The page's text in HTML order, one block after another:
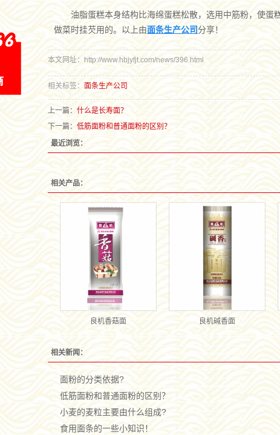
发
油脂蛋糕本身结构比海绵蛋糕松散，选用中筋粉，使
做菜时挂芡用的。以上由面条生产公司 分享！
本文网址：http://www.hbjyfjt.com/news/396.html
相关标签： 面条生产公司
上一篇： 什么是长寿面？
下一篇：低筋面粉和普通面粉的区别？
最近浏览：
相关产品：
良机香菇面 良机碱香面
相关新闻：
面粉的分类依据?
低筋面粉和普通面粉的区别？
小麦的麦粒主要由什么组成?
食用面条的一些小知识！